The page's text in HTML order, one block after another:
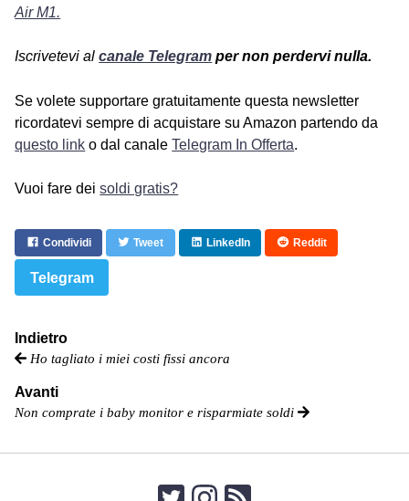
Air M1.
Iscrivetevi alcanale Telegram per non perdervi nulla.
Se volete supportare gratuitamente questa newsletter
ricordatevi sempre di acquistare su Amazon partendo da
questo link o dal canaleTelegram In Offerta.
Vuoi fare deisoldi gratis?
Condividi Tweet LinkedIn Reddit
Telegram
Indietro
Ho tagliato i miei costi fissi ancora
Avanti
Non comprate i baby monitor e risparmiate soldi